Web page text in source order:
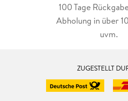
100 Tage
Abholung in über
uvm.
ZUGESTELLT